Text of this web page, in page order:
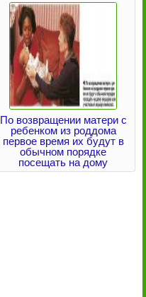
По возвращении матери с
ребенком из роддома
первое время их будут в
обычном порядке
посещать на дому